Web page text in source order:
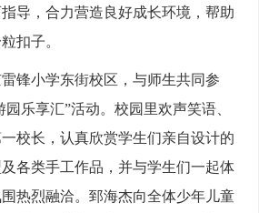
导，合力营造良好成长环境，帮助
扣子。
小学东街校区，与师生共同参
园乐享汇”活动。校园里欢声笑语、
校长，认真欣赏学生们亲自设计的
各类手工作品，并与学生们一起体
热烈融洽。郅海杰向全体少年儿童